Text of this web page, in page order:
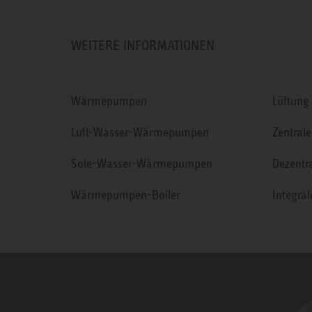
WEITERE INFORMATIONEN
Wärmepumpen
Luft-Wasser-Wärmepumpen
Sole-Wasser-Wärmepumpen
Wärmepumpen-Boiler
Lüftung